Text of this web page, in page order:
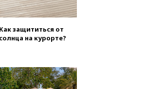
В Москве в
ожидаются ливни
Винисиус
контракт с «Реалом»
Отказаться от
гражданства
дороже
Как защититься от
солнца на курорте?